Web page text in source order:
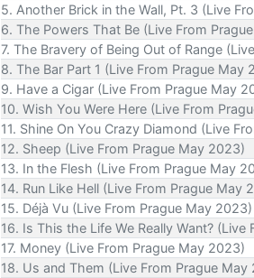
5. Another Brick in the Wall, Pt. 3 (Live
6. The Powers That Be (Live From
7. The Bravery of Being Out of Range
8. The Bar Part 1 (Live From Prague May
9. Have a Cigar (Live From Prague May
10. Wish You Were Here (Live From
11. Shine On You Crazy Diamond (Live
12. Sheep (Live From Prague May 2023)
13. In the Flesh (Live From Prague May
14. Run Like Hell (Live From Prague May
15. Déjà Vu (Live From Prague May 2023)
16. Is This the Life We Really Want?
17. Money (Live From Prague May 2023)
18. Us and Them (Live From Prague May